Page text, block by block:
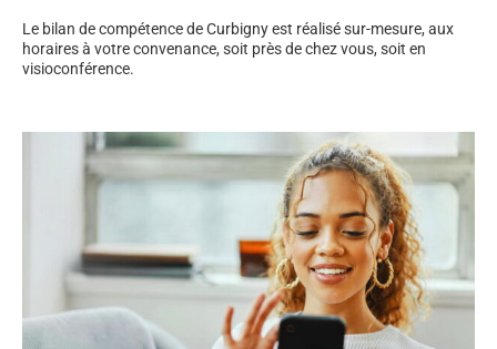
Le bilan de compétence de Curbigny est réalisé sur-mesure, aux
horaires à votre convenance, soit près de chez vous, soit en
visioconférence.